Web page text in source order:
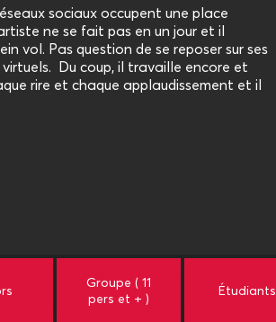
sociaux occupent une place
ne se fait pas en un jour et il
vol. Pas question de se reposer sur ses
virtuels. Du coup, il travaille encore et
rire et chaque applaudissement et il
Groupe ( 11
pers et + )
Étudiants